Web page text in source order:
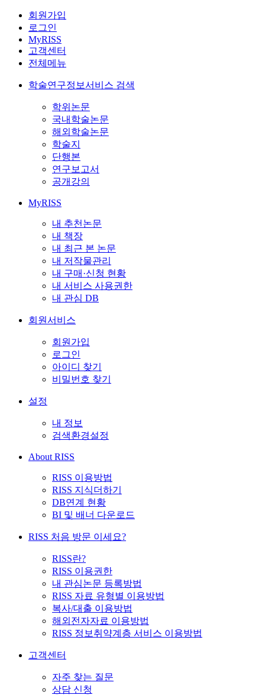
회원가입
로그인
MyRISS
고객센터
전체메뉴
학술연구정보서비스 검색
학위논문
국내학술논문
해외학술논문
학술지
단행본
연구보고서
공개강의
MyRISS
내 추천논문
내 책장
내 최근 본 논문
내 저작물관리
내 구매·신청 현황
내 서비스 사용권한
내 관심 DB
회원서비스
회원가입
로그인
아이디 찾기
비밀번호 찾기
설정
내 정보
검색환경설정
About RISS
RISS 이용방법
RISS 지식더하기
DB연계 현황
BI 및 배너 다운로드
RISS 처음 방문 이세요?
RISS란?
RISS 이용권한
내 관심논문 등록방법
RISS 자료 유형별 이용방법
복사/대출 이용방법
해외전자자료 이용방법
RISS 정보취약계층 서비스 이용방법
고객센터
자주 찾는 질문
상담 신청